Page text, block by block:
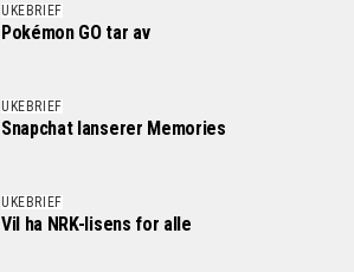
UKEBRIEF
Pokémon GO tar av
UKEBRIEF
Snapchat lanserer Memories
UKEBRIEF
Vil ha NRK-lisens for alle